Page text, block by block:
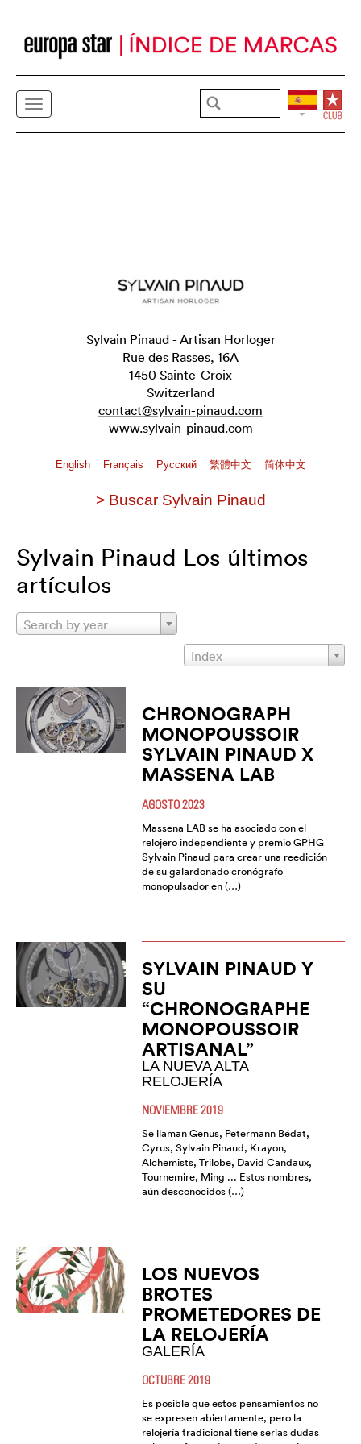
Sylvain Pinaud - Artisan Horloger
Rue des Rasses, 16A
1450 Sainte-Croix
Switzerland
contact@sylvain-pinaud.com
www.sylvain-pinaud.com
English Français Pусский 繁體中文 简体中文
> Buscar Sylvain Pinaud
Sylvain Pinaud Los últimos
artículos
Search by year
Index
CHRONOGRAPH
MONOPOUSSOIR
SYLVAIN PINAUD X
MASSENA LAB
AGOSTO 2023
Massena LAB se ha asociado con el
relojero independiente y premio GPHG
Sylvain Pinaud para crear una reedición
de su galardonado cronógrafo
monopulsador en (…)
SYLVAIN PINAUD Y
SU
“CHRONOGRAPHE
MONOPOUSSOIR
ARTISANAL”
LA NUEVA ALTA
RELOJERÍA
NOVIEMBRE 2019
Se llaman Genus, Petermann Bédat,
Cyrus, Sylvain Pinaud, Krayon,
Alchemists, Trilobe, David Candaux,
Tournemire, Ming ... Estos nombres,
aún desconocidos (…)
LOS NUEVOS
BROTES
PROMETEDORES DE
LA RELOJERÍA
GALERÍA
OCTUBRE 2019
Es posible que estos pensamientos no
se expresen abiertamente, pero la
relojería tradicional tiene serias dudas